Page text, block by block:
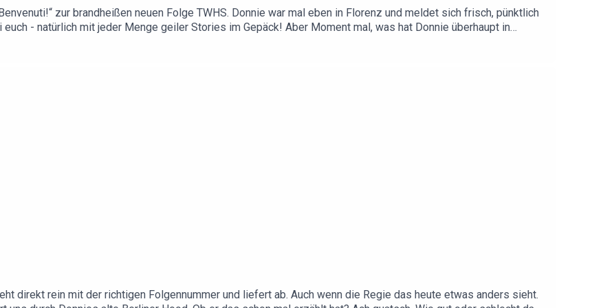
zur brandheißen neuen Folge TWHS. Donnie war mal eben in Florenz und meldet sich frisch, pünktlich
- natürlich mit jeder Menge geiler Stories im Gepäck! Aber Moment mal, was hat Donnie überhaupt in
ihr schon reinhören! Neben unvergleichlichen Donnie Geschichten über die Ninja Turtles und Statuen mit
nicht lumpen und liefert euch Shoppingempfehlungen. Also wenn das nichts ist. In diesem Sinne: Grazia tutti alla
auf Merch? Hier geht's zu Donnies Supergeek-Shop: https://supergeek.de/de/donnieosullivan/Feedback oder
direkt rein mit der richtigen Folgennummer und liefert ab. Auch wenn die Regie das heute etwas anders sieht.